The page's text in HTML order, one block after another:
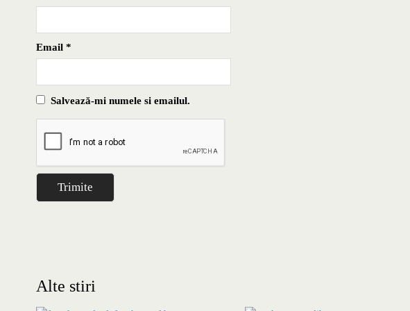
Email *
Salvează-mi numele si emailul.
Alte stiri